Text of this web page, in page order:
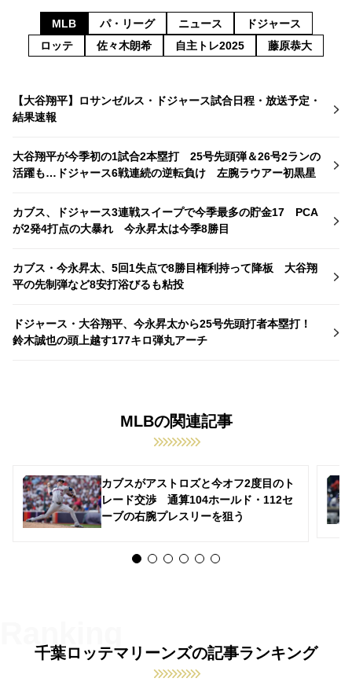
MLB パ・リーグ ニュース
ドジャース
ロッテ
佐々木朗希 自主トレ2025 藤原恭大
【大谷翔平】ロサンゼルス・ドジャース試合日程・放送予定・
結果速報
大谷翔平が今季初の1試合2本塁打 25号先頭弾＆26号2ランの
活躍も…ドジャース6戦連続の逆転負け 左腕ラウアー初黒星
カブス、ドジャース3連戦スイープで今季最多の貯金17 PCA
が2発4打点の大暴れ 今永昇太は今季8勝目
カブス・今永昇太、5回1失点で8勝目権利持って降板 大谷翔
平の先制弾など8安打浴びるも粘投
ドジャース・大谷翔平、今永昇太から25号先頭打者本塁打！
鈴木誠也の頭上越す177キロ弾丸アーチ
MLBの関連記事
カブスがアストロズと今オフ2度目のト
レード交渉 通算104ホールド・112セ
ーブの右腕プレスリーを狙う
千葉ロッテマリーンズの記事ランキング